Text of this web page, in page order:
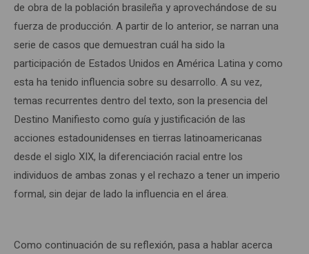
de obra de la población brasileña y aprovechándose de su
fuerza de producción. A partir de lo anterior, se narran una
serie de casos que demuestran cuál ha sido la
participación de Estados Unidos en América Latina y como
esta ha tenido influencia sobre su desarrollo. A su vez,
temas recurrentes dentro del texto, son la presencia del
Destino Manifiesto como guía y justificación de las
acciones estadounidenses en tierras latinoamericanas
desde el siglo XIX, la diferenciación racial entre los
individuos de ambas zonas y el rechazo a tener un imperio
formal, sin dejar de lado la influencia en el área.
Como continuación de su reflexión, pasa a hablar acerca